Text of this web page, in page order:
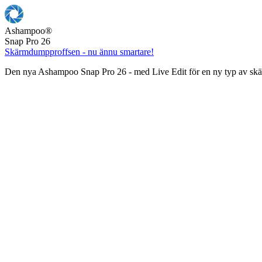
Ashampoo®
Snap Pro 26
Skärmdumpproffsen - nu ännu smartare!
Den nya Ashampoo Snap Pro 26 - med Live Edit för en ny typ av